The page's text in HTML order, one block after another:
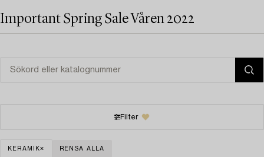
Important Spring Sale Våren 2022
Filter
KERAMIK RENSA ALLA